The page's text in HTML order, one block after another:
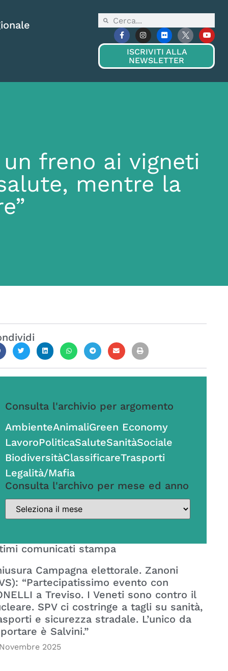
ISCRIVITI ALLA
NEWSLETTER
freno ai vigneti
mentre la
Consulta l'archivio per argomento
AmbienteAnimaliGreen Economy
LavoroPoliticaSaluteSanitàSociale
BiodiversitàClassificareTrasporti
Legalità/Mafia
Consulta l'archivo per mese ed anno
comunicati stampa
Campagna elettorale. Zanoni
“Partecipatissimo evento con
a Treviso. I Veneti sono contro il
SPV ci costringe a tagli su sanità,
e sicurezza stradale. L’unico da
è Salvini.”
2025